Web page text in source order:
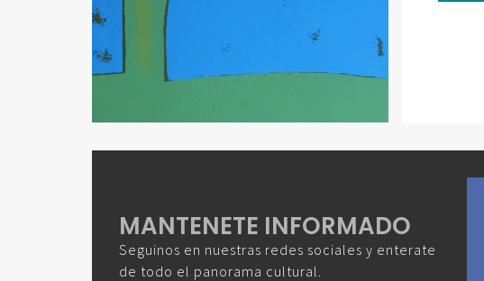
MANTENETE INFORMADO
Seguinos en nuestras redes sociales y enterate
de todo el panorama cultural.